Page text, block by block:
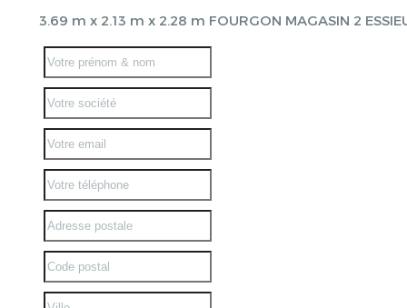
3.69 m x 2.13 m x 2.28 m FOURGON MAGASIN 2